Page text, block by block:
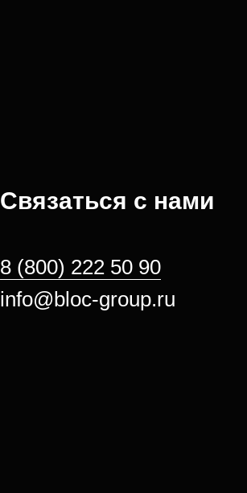
Связаться с нами
8 (800) 222 50 90
info@bloc-group.ru